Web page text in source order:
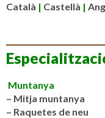
Català | Castellà |
Muntanya
– Mitja muntanya
– Raquetes de neu